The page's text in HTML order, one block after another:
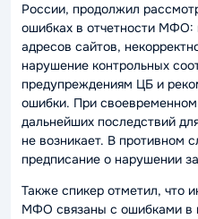
России, продолжил
ошибках в отчетности МФО:
адресов сайтов,
нарушение контрольных
предупреждениям ЦБ и
ошибки. При
дальнейших последствий
не возникает. В противном
предписание о нарушении
Также спикер отметил, что
МФО связаны с ошибками в